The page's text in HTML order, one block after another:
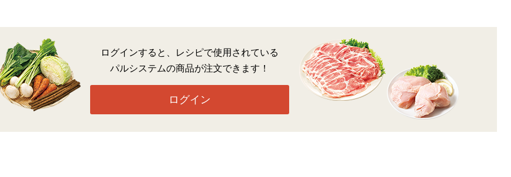
ログインすると、レシピで使用されている
パルシステムの商品が注文できます！
ログイン